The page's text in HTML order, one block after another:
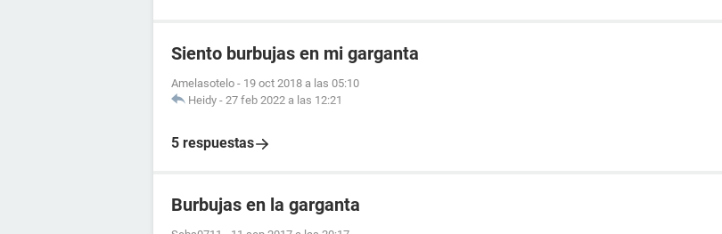
Siento burbujas en mi garganta
Amelasotelo - 19 oct 2018 a las 05:10
Heidy - 27 feb 2022 a las 12:21
5 respuestas
Burbujas en la garganta